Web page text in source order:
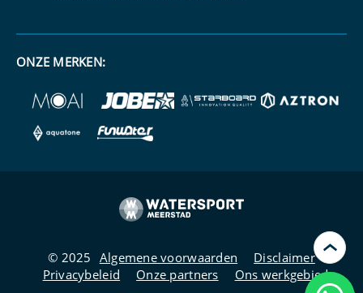
›
ONZE MERKEN:
© 2025 Algemene voorwaarden
Disclaimer
Privacybeleid
Onze partners Ons werkgebied